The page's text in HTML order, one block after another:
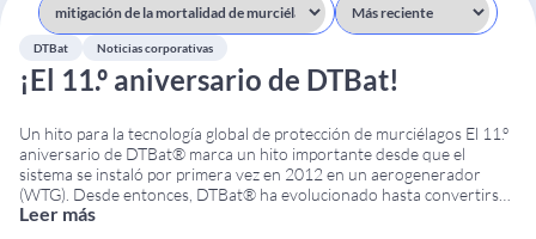
DTBat Noticias corporativas
¡El 11.º aniversario de DTBat!
Un hito para la tecnología global de protección de murciélagos El 11.º
aniversario de DTBat® marca un hito importante desde que el
sistema se instaló por primera vez en 2012 en un aerogenerador
(WTG). Desde entonces, DTBat® ha evolucionado hasta convertirse
en una solución fiable y eficaz para supervisar la actividad de los
Leer más